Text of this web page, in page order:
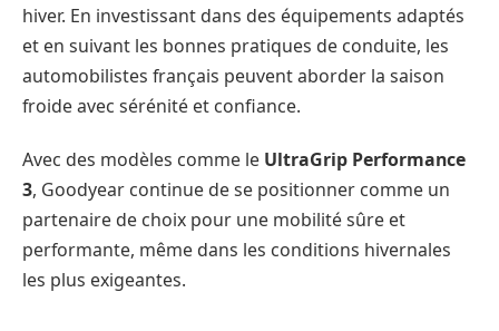
hiver. En investissant dans des équipements adaptés
et en suivant les bonnes pratiques de conduite, les
automobilistes français peuvent aborder la saison
froide avec sérénité et confiance.
Avec des modèles comme le UltraGrip Performance
3, Goodyear continue de se positionner comme un
partenaire de choix pour une mobilité sûre et
performante, même dans les conditions hivernales
les plus exigeantes.